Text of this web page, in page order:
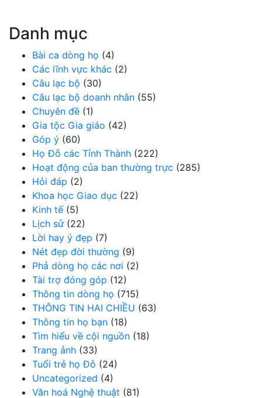
Danh mục
Bài ca dòng họ (4)
Các lĩnh vực khác (2)
Câu lạc bộ (30)
Câu lạc bộ doanh nhân (55)
Chuyên đề (1)
Gia tộc Gia giáo (42)
Góp ý (60)
Họ Đỗ các Tỉnh Thành (222)
Hoạt động của ban thường trực (285)
Hỏi đáp (2)
Khoa học Giao dục (22)
Kinh tế(5)
Lịch sử(22)
Lời hay ý đẹp (7)
Nét đẹp đời thường (9)
Phả dòng họ các nơi (2)
Tài trợ đóng góp (12)
Thông tin dòng họ (715)
THÔNG TIN HAI CHIỀU (63)
Thông tin họ bạn (18)
Tìm hiểu về cội nguồn (18)
Trang ảnh (33)
Tuổi trẻ họ Đỗ (24)
Uncategorized (4)
Văn hoá Nghệ thuật (81)